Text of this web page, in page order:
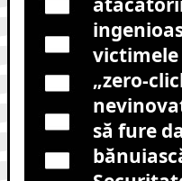
victimele
„zero-
să fure